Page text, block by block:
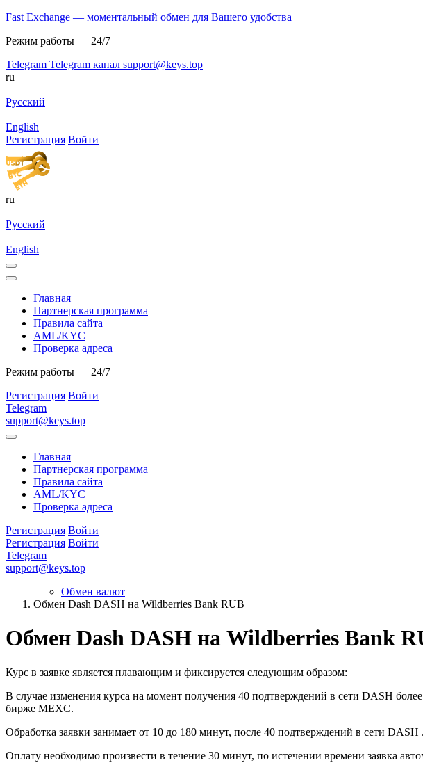
Fast Exchange — моментальный обмен для Вашего удобства
Режим работы — 24/7
Telegram Telegram канал support@keys.top
ru
Русский
English
Регистрация Войти
ru
Русский
English
Главная
Партнерская программа
Правила сайта
AML/KYC
Проверка адреса
Режим работы — 24/7
Регистрация Войти
Telegram
support@keys.top
Главная
Партнерская программа
Правила сайта
AML/KYC
Проверка адреса
Регистрация Войти
Регистрация Войти
Telegram
support@keys.top
Обмен валют
Обмен Dash DASH на Wildberries Bank RUB
Обмен Dash DASH на Wildberries Bank
Курс в заявке является плавающим и фиксируется следующим образом:
В случае изменения курса на момент получения 40 подтверждений в сети DASH
бирже MEXC.
Обработка заявки занимает от 10 до 180 минут, после 40 подтверждений в сети DASH .
Оплату необходимо произвести в течение 30 минут, по истечении времени заявка